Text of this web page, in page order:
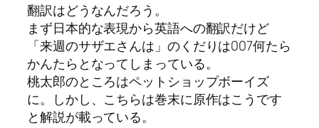
翻訳はどうなんだろう。
まず日本的な表現から英語への翻訳だけど
「来週のサザエさんは」のくだりは007何たら
かんたらとなってしまっている。
桃太郎のところはペットショップボーイズ
に。しかし、こちらは巻末に原作はこうです
と解説が載っている。